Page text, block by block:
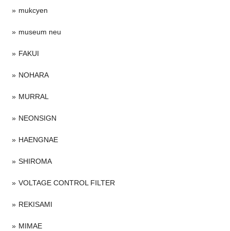
mukcyen
museum neu
FAKUI
NOHARA
MURRAL
NEONSIGN
HAENGNAE
SHIROMA
VOLTAGE CONTROL FILTER
REKISAMI
MIMAE